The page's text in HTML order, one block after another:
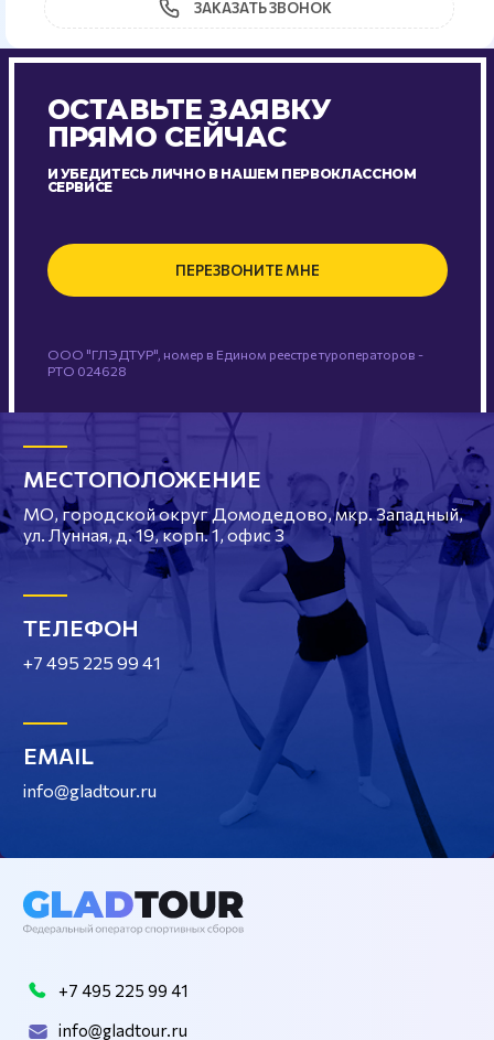
ЗАКАЗАТЬ ЗВОНОК
ОСТАВЬТЕ ЗАЯВКУ
ПРЯМО СЕЙЧАС
И УБЕДИТЕСЬ ЛИЧНО В НАШЕМ ПЕРВОКЛАССНОМ
СЕРВИСЕ
ПЕРЕЗВОНИТЕ МНЕ
ООО "ГЛЭДТУР", номер в Едином реестре туроператоров -
РТО 024628
МЕСТОПОЛОЖЕНИЕ
МО, городской округ Домодедово, мкр. Западный,
ул. Лунная, д. 19, корп. 1, офис 3
ТЕЛЕФОН
+7 495 225 99 41
EMAIL
info@gladtour.ru
+7 495 225 99 41
info@gladtour.ru